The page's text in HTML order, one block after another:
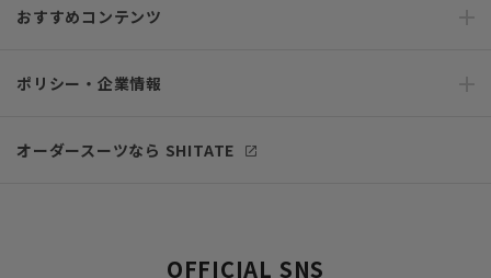
おすすめコンテンツ
ポリシー・企業情報
オーダースーツなら SHITATE
OFFICIAL SNS